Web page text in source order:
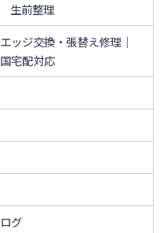
生前整理
ッジ交換・張替え修理｜
宅配対応
グ